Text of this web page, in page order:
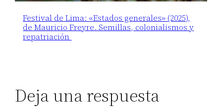
Festival de Lima: «Estados generales» (2025),
de Mauricio Freyre. Semillas, colonialismos y
repatriación
Deja una respuesta